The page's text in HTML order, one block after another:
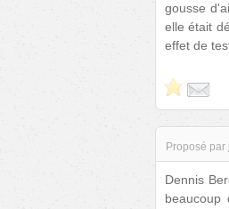
gousse
elle était
effet de
Proposé par
Dennis
beaucoup